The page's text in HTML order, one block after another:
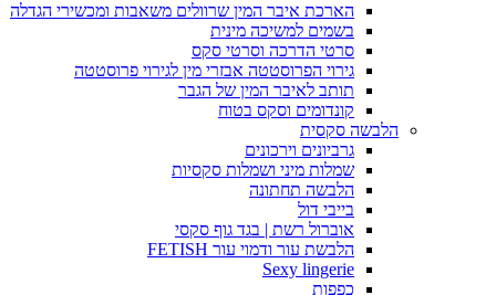
הארכת איבר המין שרוולים משאבות ומכשירי הגדלה
בשמים למשיכה מינית
סרטי הדרכה וסרטי סקס
גירוי הפרוסטטה אבזרי מין לגירוי פרוסטטה
תותב לאיבר המין של הגבר
קונדומים וסקס בטוח
הלבשה סקסית
גרביונים וירכונים
שמלות מיני ושמלות סקסיות
הלבשה תחתונה
בייבי דול
אוברול רשת | בגד גוף סקסי
הלבשת עור ודמוי עור FETISH
Sexy lingerie
כפפות